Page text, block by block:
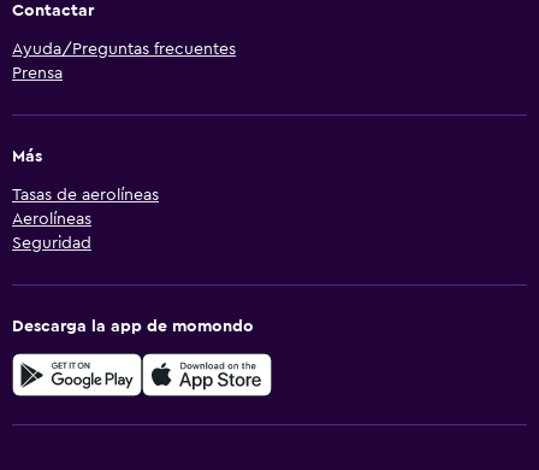
Contactar
Ayuda/Preguntas frecuentes
Prensa
Más
Tasas de aerolíneas
Aerolíneas
Seguridad
Descarga la app de momondo